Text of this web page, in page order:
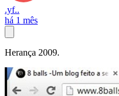
.yf..
há 1 mês
Herança 2009.